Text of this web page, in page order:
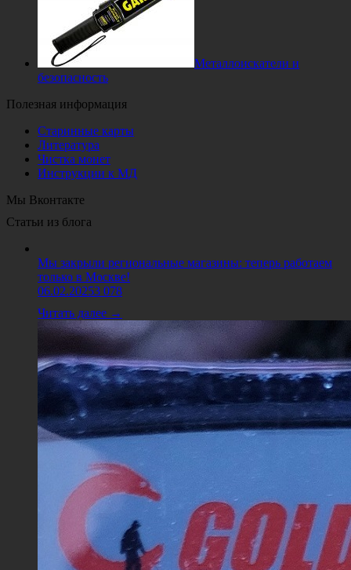
Металлоискатели и
безопасность
Полезная информация
Старинные карты
Литература
Чистка монет
Инструкции к МД
Мы Вконтакте
Статьи из блога
Мы закрыли региональные магазины: теперь работаем
только в Москве!
06.02.20253 078
Читать далее →